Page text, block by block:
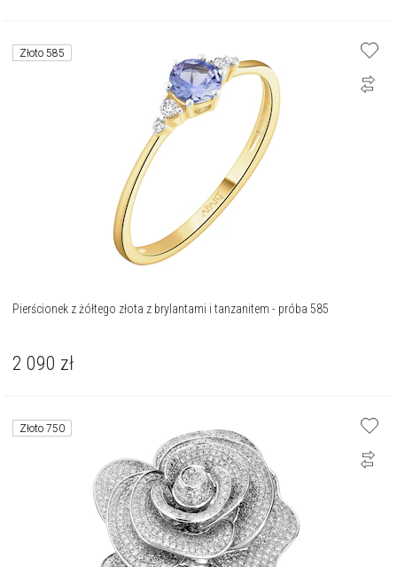
Złoto 585
Pierścionek z żółtego złota z brylantami i tanzanitem - próba 585
2 090 zł
Złoto 750